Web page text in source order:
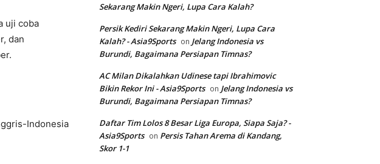
uji coba
dan
Indonesia
Sekarang Makin Ngeri, Lupa Cara Kalah?
Persik Kediri Sekarang Makin Ngeri, Lupa Cara
Kalah? - Asia9Sports on Jelang Indonesia vs
Burundi, Bagaimana Persiapan Timnas?
AC Milan Dikalahkan Udinese tapi Ibrahimovic
Bikin Rekor Ini - Asia9Sports on Jelang Indonesia vs
Burundi, Bagaimana Persiapan Timnas?
Daftar Tim Lolos 8 Besar Liga Europa, Siapa Saja? -
Asia9Sports on Persis Tahan Arema di Kandang,
Skor 1-1